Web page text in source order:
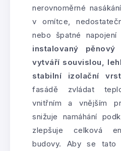
nerovnoměrné
v omítce,
nebo špatné napojení
instalovaný pěnový
vytváří souvislou,
stabilní izolační
fasádě zvládat
vnitřním a vnějším
snižuje namáhání
zlepšuje celková
budovy. Aby se tato